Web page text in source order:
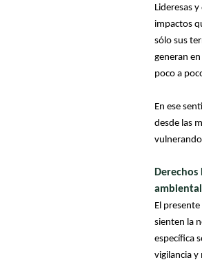
Lideresas
impactos
sólo sus
generan
poco a
En ese
desde las
vulnerando
El
sienten la
específica
vigilancia